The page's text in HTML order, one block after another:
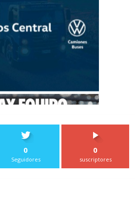
0
Seguidores
0
suscriptores